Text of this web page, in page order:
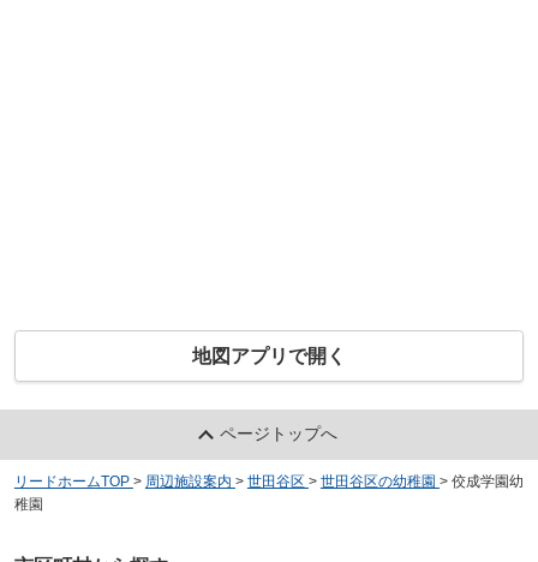
地図アプリで開く
ページトップへ
リードホームTOP > 周辺施設案内 > 世田谷区 > 世田谷区の幼稚園 > 佼成学園幼
稚園